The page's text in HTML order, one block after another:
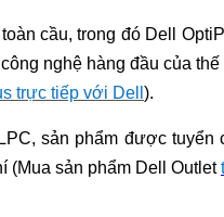
cầu, trong đó Dell
nghệ hàng đầu của
trực tiếp với Dell ).
sản phẩm được
(Mua sản phẩm Dell Outlet